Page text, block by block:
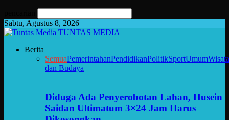
Sabtu, Agustus 8, 2026
TUNTAS MEDIA
Berita
SemuaPemerintahanPendidikanPolitikSportUmumWisata
dan Budaya
Diduga Ada Penyerobotan Lahan, Husein
Saidan Ultimatum 3×24 Jam Harus